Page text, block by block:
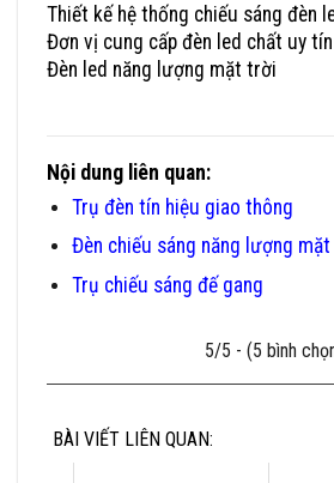
Thiết kế hệ thống chiếu sáng đèn
Đơn vị cung cấp đèn led chất uy tín
Đèn led năng lượng mặt trời
Nội dung liên quan:
Trụ đèn tín hiệu giao thông
Đèn chiếu sáng năng lượng
Trụ chiếu sáng đế gang
5/5 - (5 bình
BÀI VIẾT LIÊN QUAN: